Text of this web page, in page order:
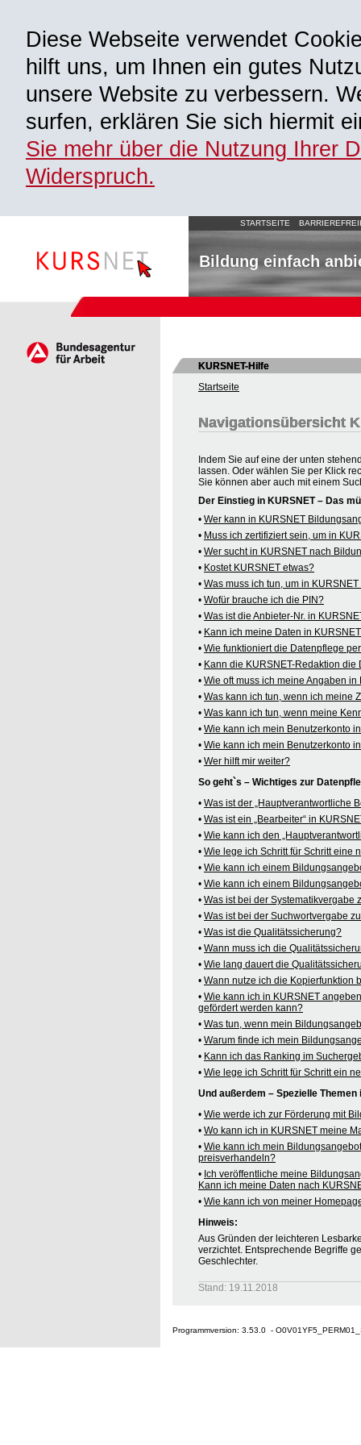
Diese Webseite verwendet
hilft uns, um Ihnen ein gutes
unsere Website zu verbessern.
surfen, erklären Sie sich hiermit
Sie mehr über die Nutzung Ihrer
Widerspruch.
STARTSEITE
Bildung einfach
KURSNET-Hilfe
Startseite
Navigationsübersicht
Indem Sie auf eine der unten
lassen. Oder wählen Sie per Klick
Sie können aber auch mit einem
Der Einstieg in KURSNET – Das
• Wer kann in KURSNET
• Muss ich zertifiziert sein, um in
• Wer sucht in KURSNET nach
• Kostet KURSNET etwas?
• Was muss ich tun, um in
• Wofür brauche ich die PIN?
• Was ist die Anbieter-Nr. in
• Kann ich meine Daten in
• Wie funktioniert die Datenpflege
• Kann die KURSNET-Redaktion
• Wie oft muss ich meine Angaben
• Was kann ich tun, wenn ich meine
• Was kann ich tun, wenn meine
• Wie kann ich mein Benutzerkonto
• Wie kann ich mein Benutzerkonto
• Wer hilft mir weiter?
So geht`s – Wichtiges zur
• Was ist der „Hauptverantwortliche
• Was ist ein „Bearbeiter“ in
• Wie kann ich den
• Wie lege ich Schritt für Schritt eine
• Wie kann ich einem
• Wie kann ich einem
• Was ist bei der Systematikvergabe
• Was ist bei der Suchwortvergabe
• Was ist die Qualitätssicherung?
• Wann muss ich die
• Wie lang dauert die
• Wann nutze ich die Kopierfunktion
• Wie kann ich in KURSNET
gefördert werden kann?
• Was tun, wenn mein
• Warum finde ich mein
• Kann ich das Ranking im
• Wie lege ich Schritt für Schritt ein
Und außerdem – Spezielle Themen
• Wie werde ich zur Förderung mit
• Wo kann ich in KURSNET meine
• Wie kann ich mein
preisverhandeln?
• Ich veröffentliche meine
Kann ich meine Daten nach
• Wie kann ich von meiner
Hinweis:
Aus Gründen der leichteren
verzichtet. Entsprechende Begriffe
Geschlechter.
Stand: 19.11.2018
Programmversion: 3.53.0 -